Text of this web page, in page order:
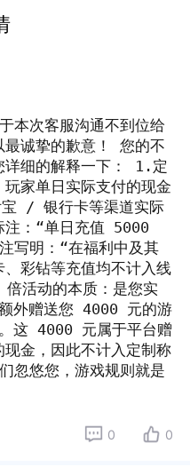
本次客服沟通不到位给
最诚挚的歉意！ 您的不
详细的解释一下： 1.定
家单日实际支付的现金
/ 银行卡等渠道实际
注：“单日充值 5000
写明：“在福利中及其
彩钻等充值均不计入线
活动的本质：是您实
外赠送您 4000 元的游
这 4000 元属于平台赠
金，因此不计入定制称
忽悠您，游戏规则就是
0 0